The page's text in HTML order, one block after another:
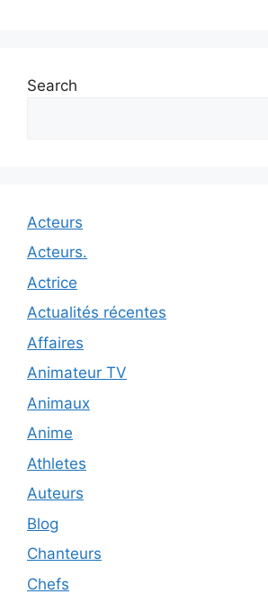
Search
Acteurs
Acteurs.
Actrice
Actualités récentes
Affaires
Animateur TV
Animaux
Anime
Athletes
Auteurs
Blog
Chanteurs
Chefs